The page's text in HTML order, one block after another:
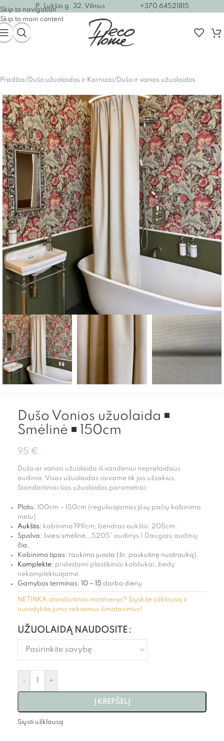
Skip to navigation
Skip to main content
P. Lukšio g. 32, Vilnius +370 64521815
Pradžia/Dušo užuolaidos ir Karnizai/Dušo ir vonios užuolaidos
Dušo Vonios užuolaida ◾
Smėlinė ◾ 150cm
95 €
Dušo ar vonios užuolaida iš vandeniui nepralaidaus
audinio. Visas užuolaidas siuvame tik jas užsakius.
Standartiniai šios užuolaidos parametrai:
Plotis:
100cm – 150cm (reguliuojamas jūsų pačių kabinimo
metu).
Aukštis: kabinimo 199cm; bendras aukštis: 205cm.
Spalva: šviesi smėlinė, „5205” audinys |
Daugiau audinių
čia.
Kabinimo tipas: raukimo juosta (žr. paskutinę nuotrauką).
Komplekte: pridedami plastikiniai kabliukai, žiedų
nekomplektuojame.
Gamybos terminas:
10 – 15 darbo dienų
NETINKA standartiniai matmenys? Siųskite užklausą ir
nurodykite jums reikiamus išmatavimus!
UŽUOLAIDĄ NAUDOSITE
- +
Į KREPŠELĮ
Siųsti užklausą